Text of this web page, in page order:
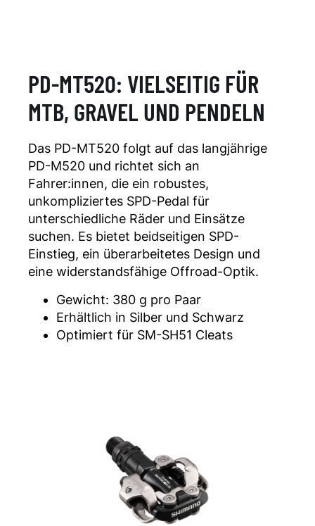
PD-MT520: VIELSEITIG FÜR
MTB, GRAVEL UND PENDELN
Das PD-MT520 folgt auf das langjährige
PD-M520 und richtet sich an
Fahrer:innen, die ein robustes,
unkompliziertes SPD-Pedal für
unterschiedliche Räder und Einsätze
suchen. Es bietet beidseitigen SPD-
Einstieg, ein überarbeitetes Design und
eine widerstandsfähige Offroad-Optik.
Gewicht: 380 g pro Paar
Erhältlich in Silber und Schwarz
Optimiert für SM-SH51 Cleats